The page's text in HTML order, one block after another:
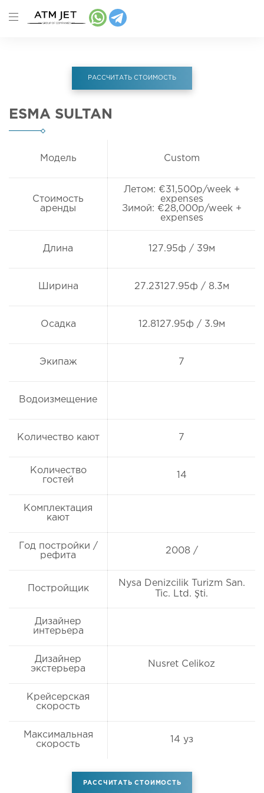
РАССЧИТАТЬ СТОИМОСТЬ
ESMA SULTAN
Модель Custom
Стоимость
аренды
Летом: €31,500p/week +
expenses
Зимой: €28,000p/week +
expenses
Длина 127.95ф / 39м
Ширина 27.23127.95ф / 8.3м
Осадка 12.8127.95ф / 3.9м
Экипаж 7
Водоизмещение
Количество кают 7
Количество
гостей
14
Комплектация
кают
Год постройки /
рефита
2008 /
Постройщик
Nysa Denizcilik Turizm San.
Tic. Ltd. Şti.
Дизайнер
интерьера
Дизайнер
экстерьера
Nusret Celikoz
Крейсерская
скорость
Максимальная
скорость
14 уз
РАССЧИТАТЬ СТОИМОСТЬ